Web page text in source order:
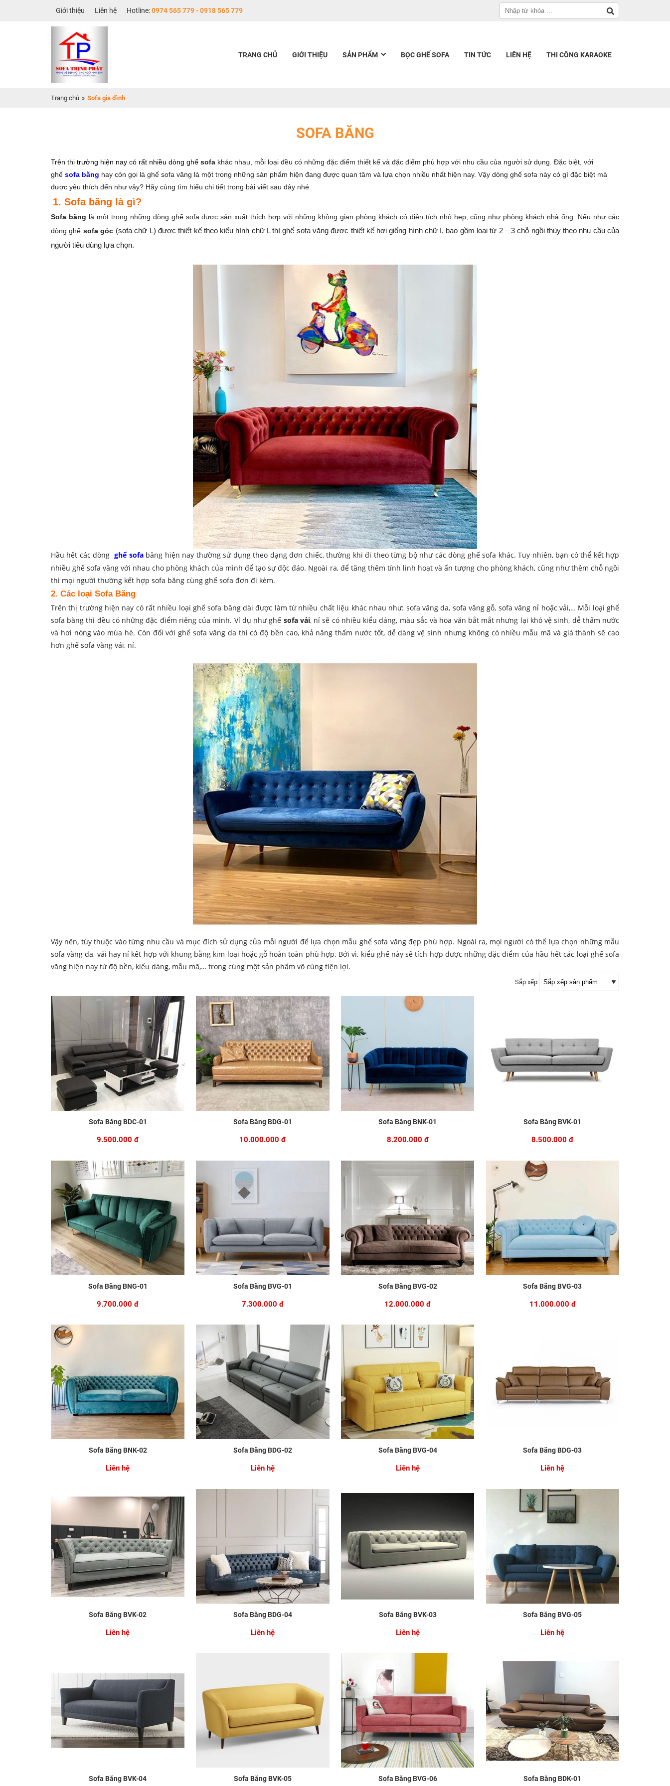
Giới thiệu Liên hệ 0974 565 779 - 0918 565 779
TRANG CHỦ GIỚI THIỆU SẢN PHẨM BỌC GHẾ SOFA TIN TỨC LIÊN HỆ THI CÔNG KARAOKE
Trang chủ » Sofa gia đình
SOFA BĂNG
Trên thị trường hiện nay có rất nhiều dòng ghế sofa khác nhau, mỗi loại đều có những đặc điểm thiết kế và đặc điểm phù hợp với nhu cầu của người sử dụng. Đặc biệt, với
ghế sofa băng hay còn gọi là ghế sofa văng là một trong những sản phẩm hiện đang được quan tâm và lựa chọn nhiều nhất hiện nay. Vậy dòng ghế sofa này có gì đặc biệt mà
được yêu thích đến như vậy? Hãy cùng tìm hiểu chi tiết trong bài viết sau đây nhé.
1. Sofa băng là gì?
Sofa băng là một trong những dòng ghế sofa được sản xuất thích hợp với những không gian phòng khách có diện tích nhỏ hẹp, cũng như phòng khách nhà ống. Nếu như các
dòng ghế sofa góc (sofa chữ L) được thiết kế theo kiểu hình chữ L thì ghế sofa văng được thiết kế hơi giống hình chữ I, bao gồm loại từ 2 – 3 chỗ ngồi thùy theo nhu cầu của
người tiêu dùng lựa chọn.
Hầu hết các dòng ghế sofabăng hiện nay thường sử dụng theo dạng đơn chiếc, thường khi đi theo từng bộ như các dòng ghế sofa khác. Tuy nhiên, bạn có thể kết hợp
nhiều ghế sofa văng với nhau cho phòng khách của mình để tạo sự độc đáo. Ngoài ra, để tăng thêm tính linh hoạt và ấn tượng cho phòng khách, cũng như thêm chỗ ngồi
thì mọi người thường kết hợp sofa băng cùng ghế sofa đơn đi kèm.
2. Các loại Sofa Băng
Trên thị trường hiện nay có rất nhiều loại ghế sofa băng dài được làm từ nhiều chất liệu khác nhau như: sofa văng da, sofa văng gỗ, sofa văng nỉ hoặc vải,… Mỗi loại ghế
sofa băng thì đều có những đặc điểm riêng của mình. Ví dụ như ghế sofa vải, nỉ sẽ có nhiều kiểu dáng, màu sắc và hoa văn bắt mắt nhưng lại khó vệ sinh, dễ thấm nước
và hơi nóng vào mùa hè. Còn đối với ghế sofa văng da thì có độ bền cao, khả năng thấm nước tốt, dễ dàng vệ sinh nhưng không có nhiều mẫu mã và giá thành sẽ cao
hơn ghế sofa văng vải, nỉ.
Vậy nên, tùy thuộc vào từng nhu cầu và mục đích sử dụng của mỗi người để lựa chọn mẫu ghế sofa văng đẹp phù hợp. Ngoài ra, mọi người có thể lựa chọn những mẫu
sofa văng da, vải hay nỉ kết hợp với khung bằng kim loại hoặc gỗ hoàn toàn phù hợp. Bởi vì, kiểu ghế này sẽ tích hợp được những đặc điểm của hầu hết các loại ghế sofa
văng hiện nay từ độ bền, kiểu dáng, mẫu mã,… trong cùng một sản phẩm vô cùng tiện lợi.
Sắp xếp
Sofa Băng BDC-01
9.500.000 đ
Sofa Băng BDG-01
10.000.000 đ
Sofa Băng BNK-01
8.200.000 đ
Sofa Băng BVK-01
8.500.000 đ
Sofa Băng BNG-01
9.700.000 đ
Sofa Băng BVG-01
7.300.000 đ
Sofa Băng BVG-02
12.000.000 đ
Sofa Băng BVG-03
11.000.000 đ
Sofa Băng BNK-02
Liên hệ
Sofa Băng BDG-02
Liên hệ
Sofa Băng BVG-04
Liên hệ
Sofa Băng BDG-03
Liên hệ
Sofa Băng BVK-02
Liên hệ
Sofa Băng BDG-04
Liên hệ
Sofa Băng BVK-03
Liên hệ
Sofa Băng BVG-05
Liên hệ
Sofa Băng BVK-04 Sofa Băng BVK-05 Sofa Băng BVG-06 Sofa Băng BDK-01